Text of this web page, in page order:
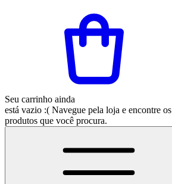
Seu carrinho ainda
está vazio :( Navegue pela loja e encontre os
produtos que você procura.